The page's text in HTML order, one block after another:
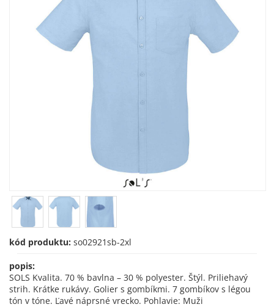
kód produktu: so02921sb-2xl
popis:
SOLS Kvalita. 70 % bavlna – 30 % polyester. Štýl. Priliehavý
strih. Krátke rukávy. Golier s gombíkmi. 7 gombíkov s légou
tón v tóne. Ľavé náprsné vrecko. Pohlavie: Muži